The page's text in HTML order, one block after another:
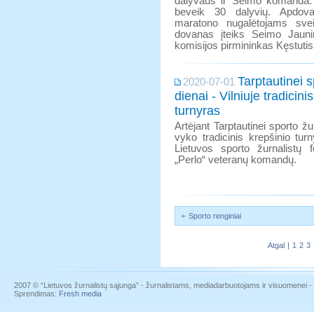
beveik 30 dalyvių.
maratono nugalėtojams
dovanas įteiks Seimo
komisijos pirmininkas
2020-07-01 Tarptautinei
dienai - Vilniuje
turnyras
Artėjant Tarptautinei sporto
vyko tradicinis krepšinio
Lietuvos sporto žurnalistų
„Perlo“ veteranų komandų.
Sporto renginiai
Atgal | 1 2 3
2007 © “Lietuvos žurnalistų sąjunga” - žurnalistams, mediadarbuotojams ir visuomenei
Sprendimas: Fresh media